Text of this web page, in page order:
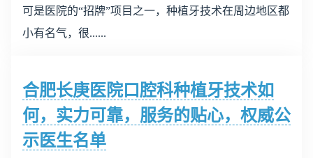
可是医院的“招牌”项目之一，种植牙技术在周边地区都
小有名气，很......
合肥长庚医院口腔科种植牙技术如
何，实力可靠，服务的贴心，权威公
示医生名单